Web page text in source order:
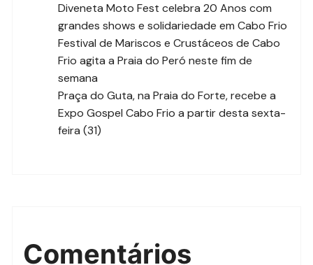
Diveneta Moto Fest celebra 20 Anos com
grandes shows e solidariedade em Cabo Frio
Festival de Mariscos e Crustáceos de Cabo
Frio agita a Praia do Peró neste fim de
semana
Praça do Guta, na Praia do Forte, recebe a
Expo Gospel Cabo Frio a partir desta sexta-
feira (31)
Comentários